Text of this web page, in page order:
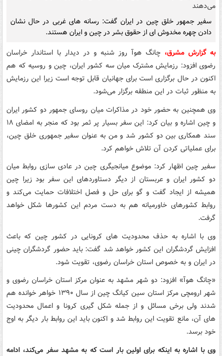
سفیر جمهور خلق چین در ایران گفت: رسانه های غربی در حال نشان
دادن چهره مخدوش ای از حقوق بشر در چین و ایران هستند.
به گزارش مشرق، چانگ هوآ روز شنبه و در دیدار با استاندار خراسان
رضوی افزود: رزمایش مشترک میان سه کشور ایران، چین و روسیه که هم
اکنون در حال برگزاری است برای جهانیان قابل توجه است زیرا این رزمایش
به منظور ثبات در این منطقه برگزار می‌شود.
وی همچنین به حضور خود در مذاکرات میان روسای جمهور دو کشور ایران
و چین اشاره و بیان کرد: این سفر بسیار پر ثمر بود که منجر به امضای ۱۸
سند همکاری بین دو کشور شد و من به عنوان سفیر جمهوری خلق چین،
برای عملیاتی کردن آن تلاش خواهم کرد.
سفیر چین اظهار کرد: موضوع میانجیگری چین در عادی سازی روابط میان
دو کشور ایران و عربستان از دیگر دستاوردهای این سفر بود زیرا چین
همیشه از ایجاد گفت و گو برای حل و فصل اختلافات حمایت می‌کند و
روابط کشورهای خاورمیانه هم به دست مردم این کشورها شکل خواهد
گرفت.
وی با اشاره به حذف محدودیت های کرونایی در کشور چین که باعث
افزایش گردشگران این کشور خواهد شد گفت: باید حضور گردشگران چینی
در ایران و به خصوص استان خراسان رضوی، تقویت شود.
«چانگ هوآ» افزود: دو شهر مشهد به عنوان مرکز استان خراسان رضوی و
شهر ارومچی مرکز استان سین کیانگ چین از سال ۱۳۹۰ خواهر خوانده هم
شدند ولی برخی مسائل و از جمله شکل گیری کرونا و اعمال محدودیت
های آن، مانع تقویت این روابط شد و اکنون باید این روابط بار دیگر به اوج
خود برسد.
وی با اشاره به اینکه برای اولین بار است که به مشهد سفر می‌کند، ادامه